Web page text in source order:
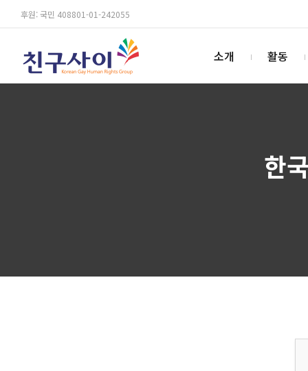
후원: 국민 408801-01-242055
소개 활동
한